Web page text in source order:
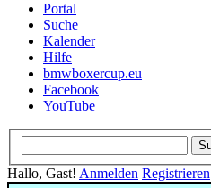
Portal
Suche
Kalender
Hilfe
bmwboxercup.eu
Facebook
YouTube
Hallo, Gast! Anmelden Registrieren